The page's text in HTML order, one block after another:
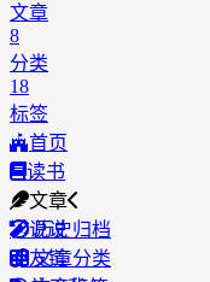
文章
8
分类
18
标签
首页
读书
文章
历史归档
文章分类
说说
友链